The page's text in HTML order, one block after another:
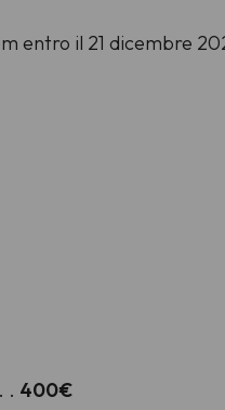
entro il 21 dicembre
. 400€